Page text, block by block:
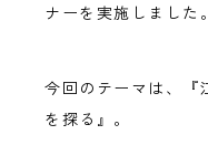
ナーを実施しました。
今回のテーマは、『
を探る』。